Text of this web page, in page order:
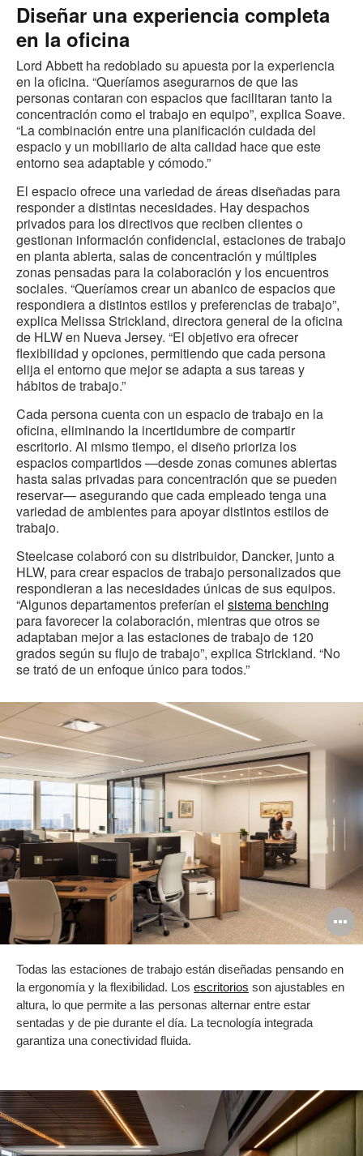
Diseñar una experiencia completa
en la oficina
Lord Abbett ha redoblado su apuesta por la experiencia
en la oficina. “Queríamos asegurarnos de que las
personas contaran con espacios que facilitaran tanto la
concentración como el trabajo en equipo”, explica Soave.
“La combinación entre una planificación cuidada del
espacio y un mobiliario de alta calidad hace que este
entorno sea adaptable y cómodo.”
El espacio ofrece una variedad de áreas diseñadas para
responder a distintas necesidades. Hay despachos
privados para los directivos que reciben clientes o
gestionan información confidencial, estaciones de trabajo
en planta abierta, salas de concentración y múltiples
zonas pensadas para la colaboración y los encuentros
sociales. “Queríamos crear un abanico de espacios que
respondiera a distintos estilos y preferencias de trabajo”,
explica Melissa Strickland, directora general de la oficina
de HLW en Nueva Jersey. “El objetivo era ofrecer
flexibilidad y opciones, permitiendo que cada persona
elija el entorno que mejor se adapta a sus tareas y
hábitos de trabajo.”
Cada persona cuenta con un espacio de trabajo en la
oficina, eliminando la incertidumbre de compartir
escritorio. Al mismo tiempo, el diseño prioriza los
espacios compartidos —desde zonas comunes abiertas
hasta salas privadas para concentración que se pueden
reservar— asegurando que cada empleado tenga una
variedad de ambientes para apoyar distintos estilos de
trabajo.
Steelcase colaboró con su distribuidor, Dancker, junto a
HLW, para crear espacios de trabajo personalizados que
respondieran a las necesidades únicas de sus equipos.
“Algunos departamentos preferían el sistema benching
para favorecer la colaboración, mientras que otros se
adaptaban mejor a las estaciones de trabajo de 120
grados según su flujo de trabajo”, explica Strickland. “No
se trató de un enfoque único para todos.”
Todas las estaciones de trabajo están diseñadas pensando en
la ergonomía y la flexibilidad. Los escritorios son ajustables en
altura, lo que permite a las personas alternar entre estar
sentadas y de pie durante el día. La tecnología integrada
garantiza una conectividad fluida.